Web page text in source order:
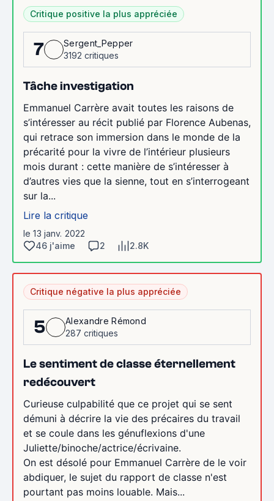
Critique positive la plus appréciée
7
Sergent_Pepper
3192 critiques
Tâche investigation
Emmanuel Carrère avait toutes les raisons de
s’intéresser au récit publié par Florence Aubenas,
qui retrace son immersion dans le monde de la
précarité pour la vivre de l’intérieur plusieurs
mois durant : cette manière de s’intéresser à
d’autres vies que la sienne, tout en s’interrogeant
sur la...
Lire la critique
le 13 janv. 2022
46 j'aime
2 2.8K
Critique négative la plus appréciée
5
Alexandre Rémond
287 critiques
Le sentiment de classe éternellement
redécouvert
Curieuse culpabilité que ce projet qui se sent
démuni à décrire la vie des précaires du travail
et se coule dans les génuflexions d'une
Juliette/binoche/actrice/écrivaine.
On est désolé pour Emmanuel Carrère de le voir
abdiquer, le sujet du rapport de classe n'est
pourtant pas moins louable. Mais...